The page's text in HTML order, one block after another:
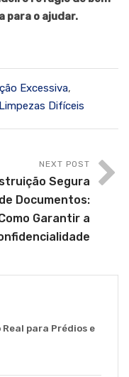
para o ajudar.
Excessiva,
Limpezas Difíceis
NEXT POST
Segura
de Documentos:
Garantir a
para Prédios e